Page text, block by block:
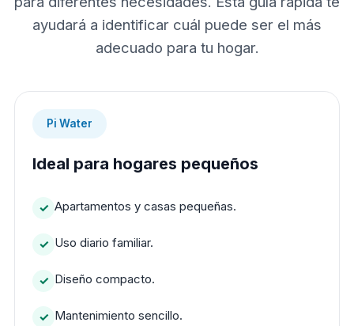
ayudará a identificar cuál puede ser el más
adecuado para tu hogar.
Pi Water
Ideal para hogares pequeños
Apartamentos y casas pequeñas.
Uso diario familiar.
Diseño compacto.
Mantenimiento sencillo.